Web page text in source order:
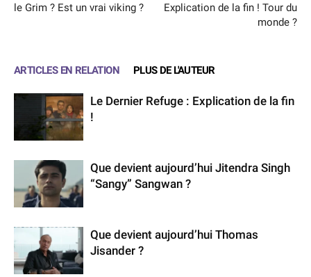
le Grim ? Est un vrai viking ?
Explication de la fin ! Tour du
monde ?
ARTICLES EN RELATION PLUS DE L'AUTEUR
Le Dernier Refuge : Explication de la fin
!
Que devient aujourd’hui Jitendra Singh
“Sangy” Sangwan ?
Que devient aujourd’hui Thomas
Jisander ?